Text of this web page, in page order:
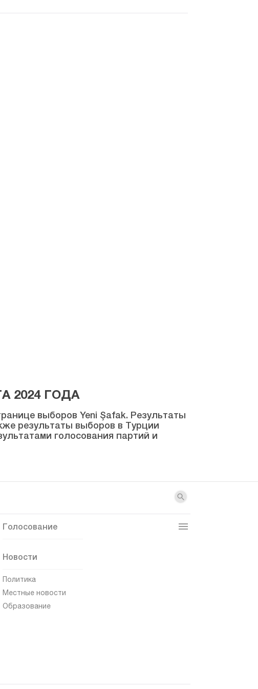
2024 ГОДА
выборов Yeni Şafak. Результаты
результаты выборов в Турции
голосования партий и
Голосование
Новости
Политика
Местные новости
Образование